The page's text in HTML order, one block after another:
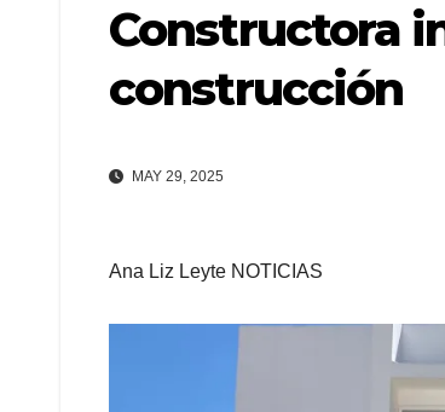
Constructora
construcción
MAY 29, 2025
Ana Liz Leyte NOTICIAS